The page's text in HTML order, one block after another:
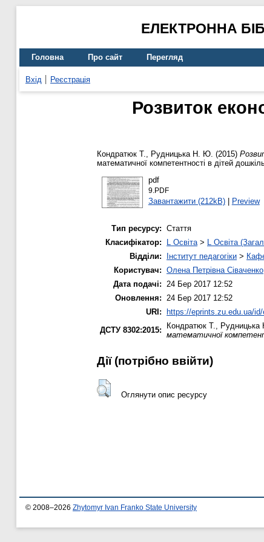
ЕЛЕКТРОННА
Головна Про сайт Перегляд
Вхід Реєстрація
Розвиток
Кондратюк Т., Рудницька Н. Ю. (2015)
математичної компетентності в дітей
pdf
9.PDF
Завантажити (212kB)| Preview
Тип ресурсу: Стаття
Класифікатор:
L Освіта> L Освіта
Відділи:
Інститут педагогіки >
Користувач: Олена Петрівна Сіваченко
Дата подачі: 24 Бер 2017 12:52
Оновлення: 24 Бер 2017 12:52
URI:
https://eprints.zu.edu.ua/
ДСТУ 8302:2015:
Кондратюк Т.,
математичної
Дії ​​(потрібно ввійти)
Оглянути опис ресурсу
© 2008–2026 Zhytomyr Ivan Franko State University